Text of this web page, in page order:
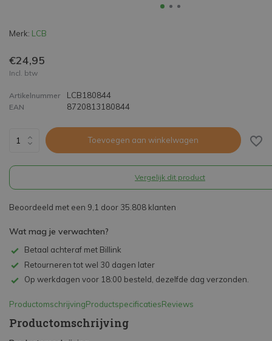
Merk: LCB
€24,95
Incl. btw
Artikelnummer LCB180844
EAN 8720813180844
Toevoegen aan winkelwagen
Vergelijk dit product
Beoordeeld met een 9,1 door 35.808 klanten
Wat mag je verwachten?
Betaal achteraf met Billink
Retourneren tot wel 30 dagen later
Op werkdagen voor 18:00 besteld, dezelfde dag verzonden.
ProductomschrijvingProductspecificatiesReviews
Productomschrijving